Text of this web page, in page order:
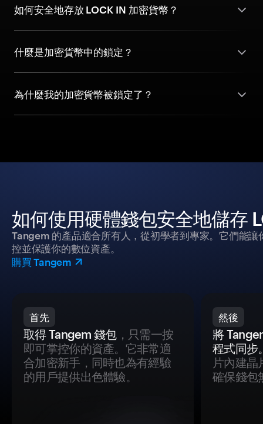
如何安全地存放 LOCK IN 加密貨幣？
什麼是加密貨幣中的鎖定？
為什麼我的加密貨幣被鎖定了？
如何使用硬體錢包安全地儲存
Tangem 的產品適合所有人，從初學者到專家。它們能
控並保護你的數位資產。
購買 Tangem
首先
取得 Tangem 錢包，只需一按
即可掌控你的資產。它非常適
合加密新手，同時也為有經驗
的用戶提供出色體驗。
然後
將
程式同步
片內建晶
確保錢包